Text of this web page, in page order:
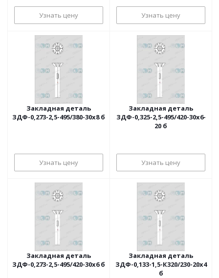
Узнать цену Узнать цену
Закладная деталь
ЗДФ-0,273-2,5-495/380-30х8 б
Узнать цену
Закладная деталь
ЗДФ-0,325-2,5-495/420-30х6-
20 б
Узнать цену
Закладная деталь
ЗДФ-0,273-2,5-495/420-30х6 б
Закладная деталь
ЗДФ-0,133-1,5-К320/230-20х4
б